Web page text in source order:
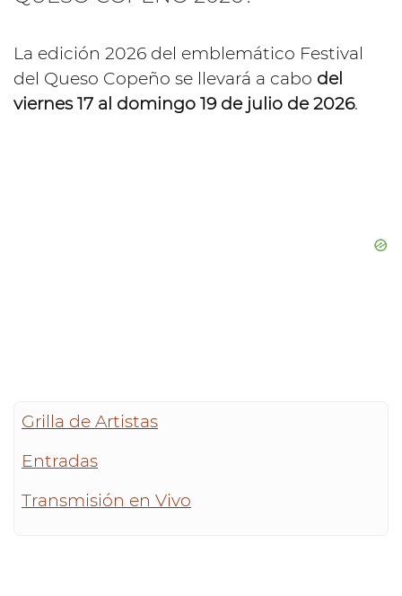
La edición 2026 del emblemático Festival
del Queso Copeño se llevará a cabo del
viernes 17 al domingo 19 de julio de 2026.
Grilla de Artistas
Entradas
Transmisión en Vivo